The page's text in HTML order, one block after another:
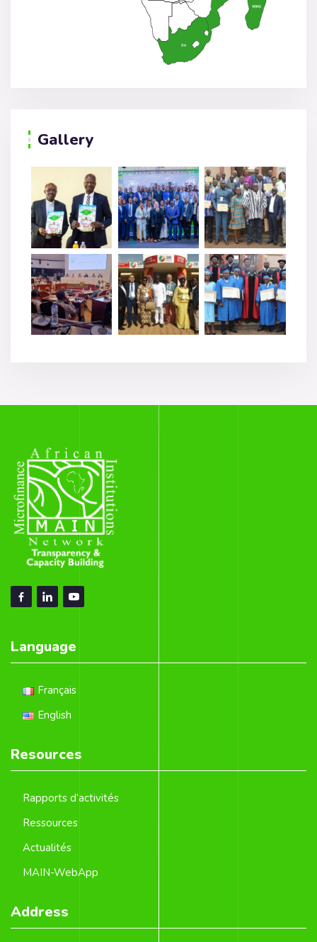
Gallery
Language
Français
English
Resources
Rapports d’activités
Ressources
Actualités
MAIN-WebApp
Address